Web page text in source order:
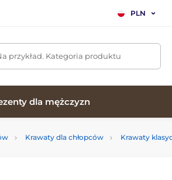
PLN
przykład. Kategoria produktu
dla mężczyzn
Krawaty dla chłopców Krawaty